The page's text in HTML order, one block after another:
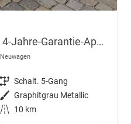
Selection 1.0 TSI 95 PS 4-Jahre-Garantie-AppleCarPlay-AndroidAuto-LED-PDC-Sitzheizung-DAB-Klima
Neuwagen
Getriebe Schalt. 5-Gang
Außenfarbe Graphitgrau Metallic
Kilometerstand 10 km